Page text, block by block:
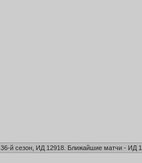
36-й сезон, ИД 12918. Ближайшие матчи - ИД